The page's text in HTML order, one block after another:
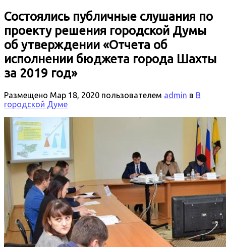
Состоялись публичные слушания по
проекту решения городской Думы
об утверждении «Отчета об
исполнении бюджета города Шахты
за 2019 год»
Размещено Мар 18, 2020 пользователем admin в В
городской Думе